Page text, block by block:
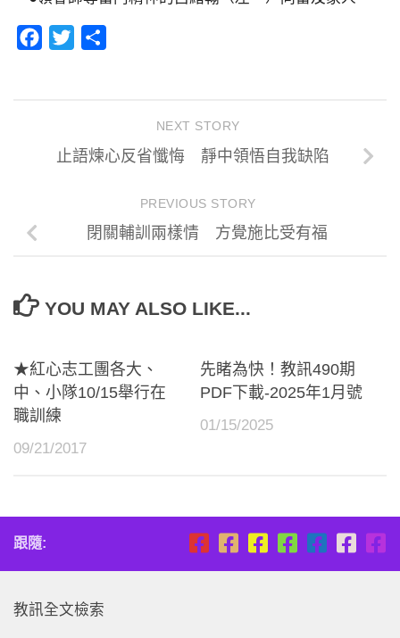
Facebook
Twitter
NEXT STORY
止語煉心反省懺悔 靜中領悟自我缺陷
PREVIOUS STORY
閉關輔訓兩樣情 方覺施比受有福
YOU MAY ALSO LIKE...
★紅心志工團各大、
中、小隊10/15舉行在
職訓練
09/21/2017
先睹為快！教訊490期
PDF下載-2025年1月號
01/15/2025
跟隨:
教訊全文檢索